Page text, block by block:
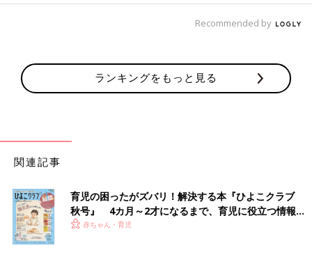
Recommended by
ランキングをもっと見る
関連記事
育児の困ったがズバリ！解決する本『ひよこクラブ
秋号』 4カ月～2才になるまで、育児に役立つ情報が
いっぱい！
赤ちゃん・育児